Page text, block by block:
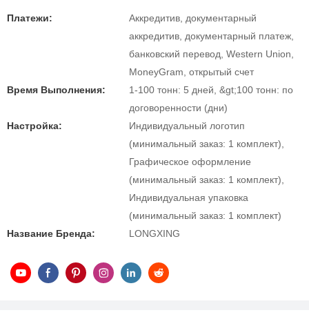
Платежи:
Аккредитив, документарный
аккредитив, документарный платеж,
банковский перевод, Western Union,
MoneyGram, открытый счет
Время Выполнения:
1-100 тонн: 5 дней, &gt;100 тонн: по
договоренности (дни)
Настройка:
Индивидуальный логотип
(минимальный заказ: 1 комплект),
Графическое оформление
(минимальный заказ: 1 комплект),
Индивидуальная упаковка
(минимальный заказ: 1 комплект)
Название Бренда:
LONGXING